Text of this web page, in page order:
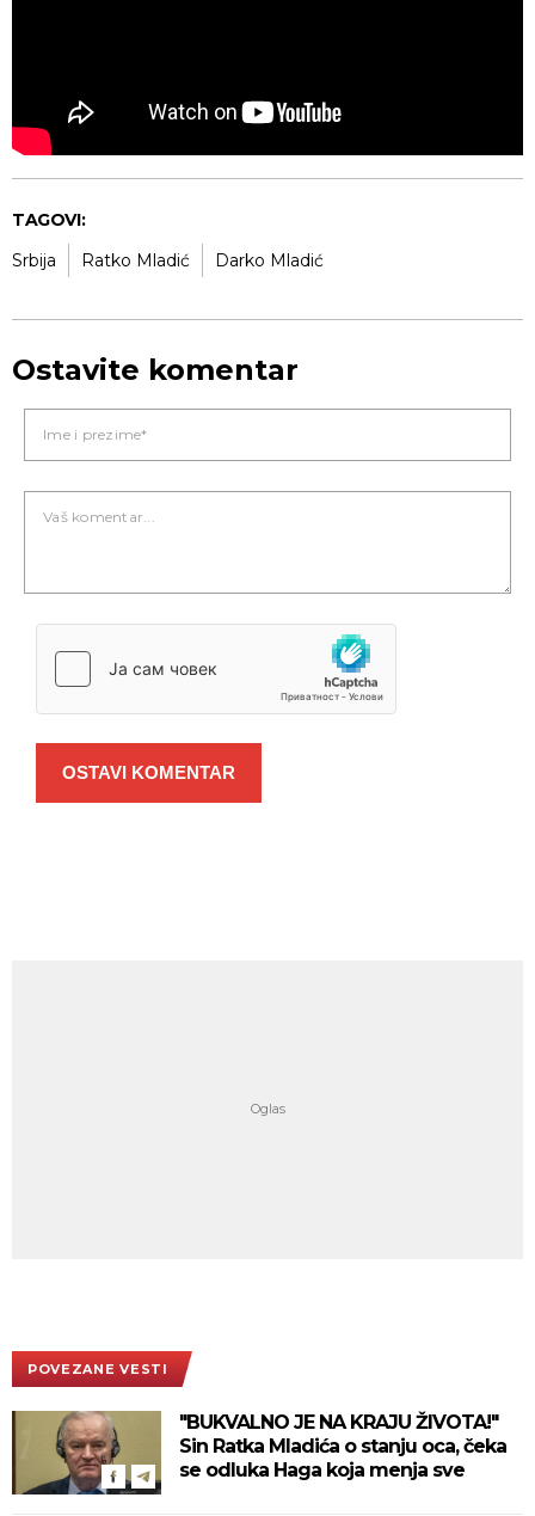
TAGOVI:
Srbija
Ratko Mladić Darko Mladić
Ostavite komentar
OSTAVI KOMENTAR
POVEZANE VESTI
"BUKVALNO JE NA KRAJU ŽIVOTA!"
Sin Ratka Mladića o stanju oca, čeka
se odluka Haga koja menja sve